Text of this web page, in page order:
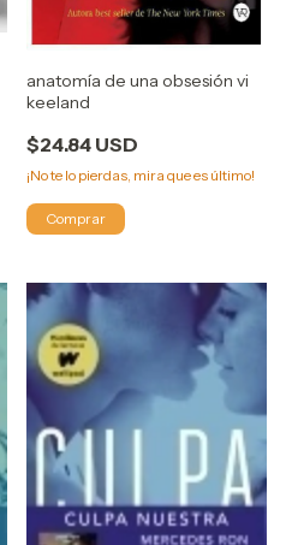
anatomía de una obsesión vi
keeland
$24.84 USD
¡No te lo pierdas, mira que es último!